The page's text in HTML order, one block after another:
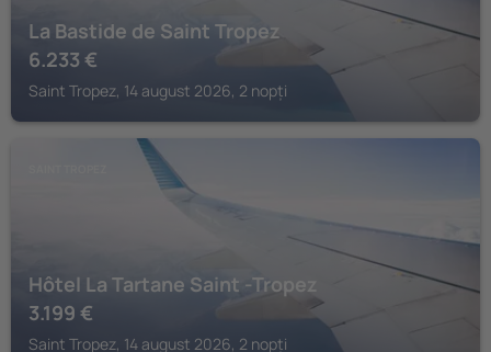
La Bastide de Saint Tropez
6.233 €
Saint Tropez, 14 august 2026, 2 nopți
Hôtel La Tartane Saint -Tropez
3.199 €
Saint Tropez, 14 august 2026, 2 nopți